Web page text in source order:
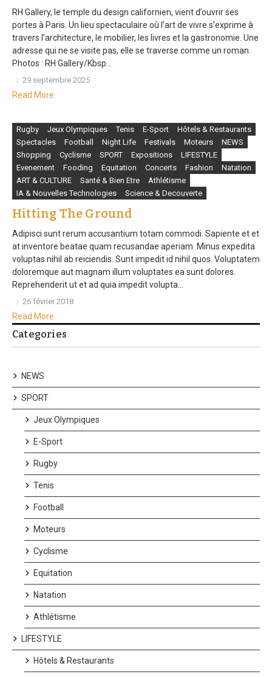
RH Gallery, le temple du design californien, vient d’ouvrir ses
portes à Paris. Un lieu spectaculaire où l’art de vivre s’exprime à
travers l’architecture, le mobilier, les livres et la gastronomie. Une
adresse qui ne se visite pas, elle se traverse comme un roman.
Photos : RH Gallery/Kbsp...
29 septembre 2025
Read More
Rugby Jeux Olympiques Tenis E-Sport
Hôtels & Restaurants
Spectacles
Football Night Life Festivals Moteurs
NEWS
Shopping
Cyclisme SPORT Expositions
LIFESTYLE
Evenement
Fooding Equitation Concerts Fashion
Natation
ART & CULTURE
Santé & Bien Etre
Athlétisme
IA & Nouvelles Technologies
Science & Decouverte
Hitting The Ground
Adipisci sunt rerum accusantium totam commodi. Sapiente et et
at inventore beatae quam recusandae aperiam. Minus expedita
voluptas nihil ab reiciendis. Sunt impedit id nihil quos. Voluptatem
doloremque aut magnam illum voluptates ea sunt dolores.
Reprehenderit ut et ad quia impedit volupta...
26 février 2018
Read More
Categories
NEWS
SPORT
Jeux Olympiques
E-Sport
Rugby
Tenis
Football
Moteurs
Cyclisme
Equitation
Natation
Athlétisme
LIFESTYLE
Hôtels & Restaurants